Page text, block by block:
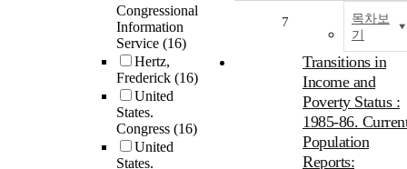
Congressional
Information
Service (16)
Hertz,
Frederick (16)
United
States.
Congress (16)
United
States.
목차보
기
7
Transitions in
Income and
Poverty Status :
1985-86.
Population
Reports: